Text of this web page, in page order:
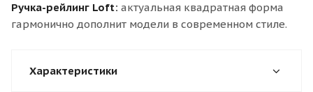
Ручка-рейлинг Loft: актуальная квадратная форма
гармонично дополнит модели в современном стиле.
Характеристики